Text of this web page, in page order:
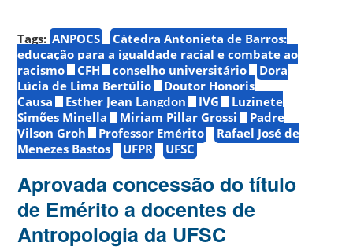
Tags: ANPOCS
Cátedra Antonieta de Barros:
educação para a igualdade racial e combate ao
racismo
CFH conselho universitário
Dora
Lúcia de Lima Bertúlio
Doutor Honoris
Causa
Esther Jean Langdon IVG
Luzinete
Simões Minella
Miriam Pillar Grossi
Padre
Vilson Groh
Professor Emérito
Rafael José de
Menezes Bastos
UFPR UFSC
Aprovada concessão do título
de Emérito a docentes de
Antropologia da UFSC